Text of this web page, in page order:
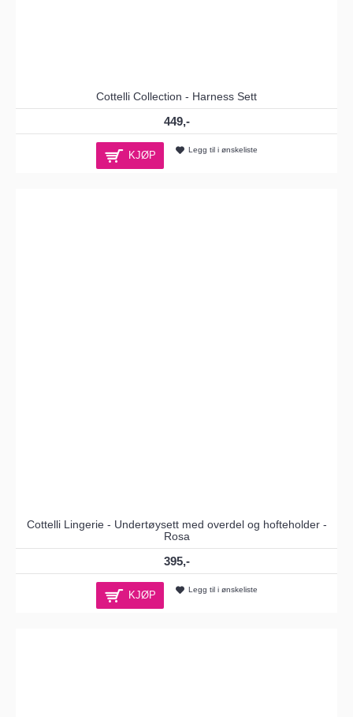
Cottelli Collection - Harness Sett
449,-
KJØP Legg til i ønskeliste
Cottelli Lingerie - Undertøysett med overdel og hofteholder -
Rosa
395,-
KJØP Legg til i ønskeliste